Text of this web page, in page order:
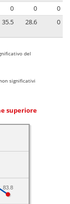
0 0
0
35.5 28.6 0
del
significativi
superiore
83.8